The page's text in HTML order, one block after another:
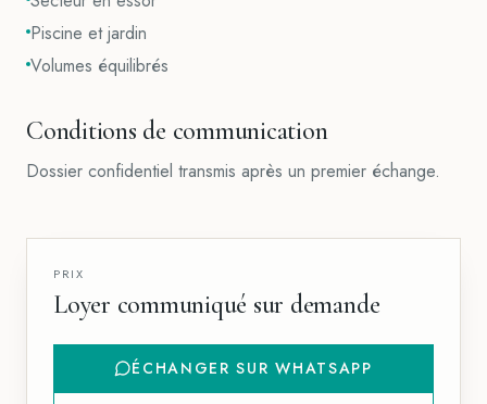
Piscine et jardin
Volumes équilibrés
Conditions de communication
Dossier confidentiel transmis après un premier échange.
PRIX
Loyer communiqué sur demande
ÉCHANGER SUR WHATSAPP